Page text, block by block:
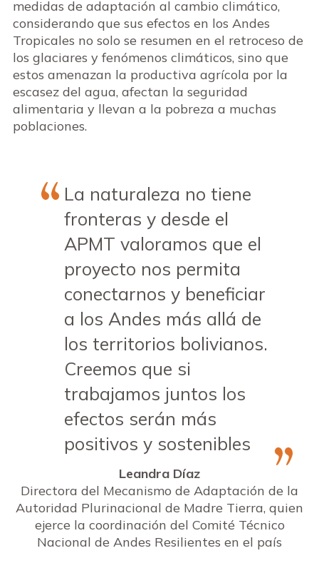
medidas de adaptación al cambio climático,
considerando que sus efectos en los Andes
Tropicales no solo se resumen en el retroceso de
los glaciares y fenómenos climáticos, sino que
estos amenazan la productiva agrícola por la
escasez del agua, afectan la seguridad
alimentaria y llevan a la pobreza a muchas
poblaciones.
La naturaleza no tiene
fronteras y desde el
APMT valoramos que el
proyecto nos permita
conectarnos y beneficiar
a los Andes más allá de
los territorios bolivianos.
Creemos que si
trabajamos juntos los
efectos serán más
positivos y sostenibles
Leandra Díaz
Directora del Mecanismo de Adaptación de la
Autoridad Plurinacional de Madre Tierra, quien
ejerce la coordinación del Comité Técnico
Nacional de Andes Resilientes en el país